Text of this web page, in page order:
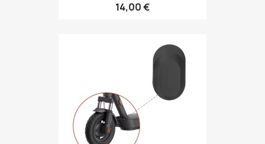
14,00 €